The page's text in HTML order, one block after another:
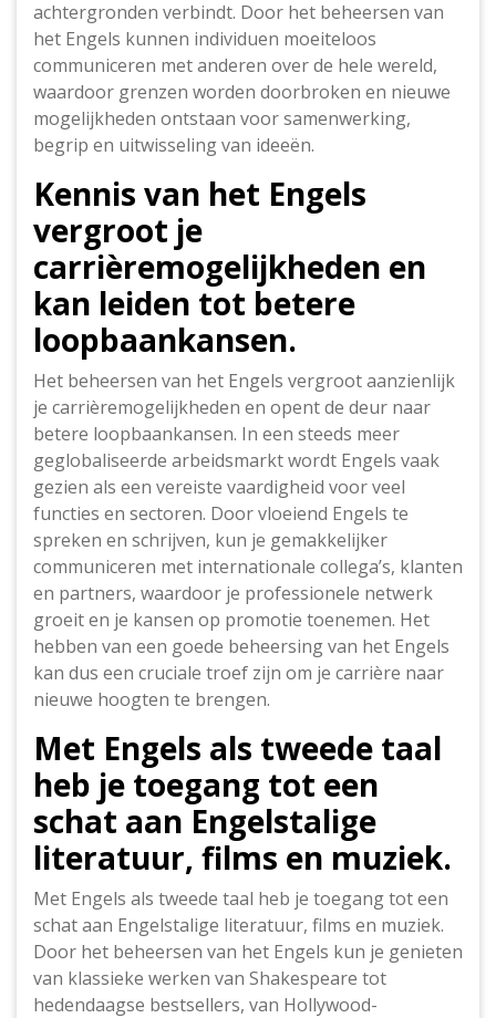
achtergronden verbindt. Door het beheersen van
het Engels kunnen individuen moeiteloos
communiceren met anderen over de hele wereld,
waardoor grenzen worden doorbroken en nieuwe
mogelijkheden ontstaan voor samenwerking,
begrip en uitwisseling van ideeën.
Kennis van het Engels
vergroot je
carrièremogelijkheden en
kan leiden tot betere
loopbaankansen.
Het beheersen van het Engels vergroot aanzienlijk
je carrièremogelijkheden en opent de deur naar
betere loopbaankansen. In een steeds meer
geglobaliseerde arbeidsmarkt wordt Engels vaak
gezien als een vereiste vaardigheid voor veel
functies en sectoren. Door vloeiend Engels te
spreken en schrijven, kun je gemakkelijker
communiceren met internationale collega’s, klanten
en partners, waardoor je professionele netwerk
groeit en je kansen op promotie toenemen. Het
hebben van een goede beheersing van het Engels
kan dus een cruciale troef zijn om je carrière naar
nieuwe hoogten te brengen.
Met Engels als tweede taal
heb je toegang tot een
schat aan Engelstalige
literatuur, films en muziek.
Met Engels als tweede taal heb je toegang tot een
schat aan Engelstalige literatuur, films en muziek.
Door het beheersen van het Engels kun je genieten
van klassieke werken van Shakespeare tot
hedendaagse bestsellers, van Hollywood-